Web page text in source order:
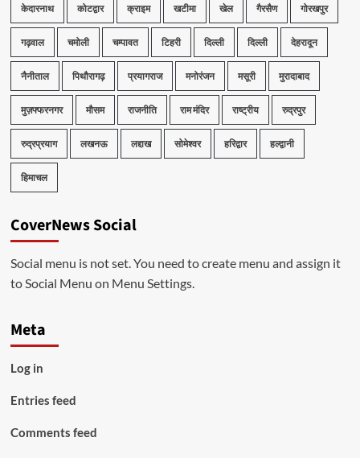
केदारनाथ कोटद्वार क्राइम खटीमा खेल गैरसैण गोरखपुर
गढ़वाल चमोली चम्पावत टिहरी दिल्ली दिल्ली देहरादून
नैनीताल पिथौरागढ़ प्रयागराज मनोरंजन मसूरी मुरादाबाद
मुज़फ्फरनगर मौसम राजनीति राम मंदिर राष्ट्रीय रुद्रपुर
रुद्रप्रयाग लखनऊ लद्दाख सोमेश्वर हरिद्वार हल्द्वानी
हिमाचल
CoverNews Social
Social menu is not set. You need to create menu and assign it
to Social Menu on Menu Settings.
Meta
Log in
Entries feed
Comments feed